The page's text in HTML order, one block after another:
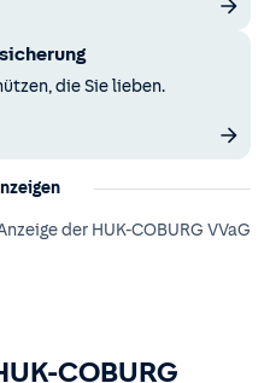
die Sie lieben.
der HUK-COBURG VVaG
COBURG